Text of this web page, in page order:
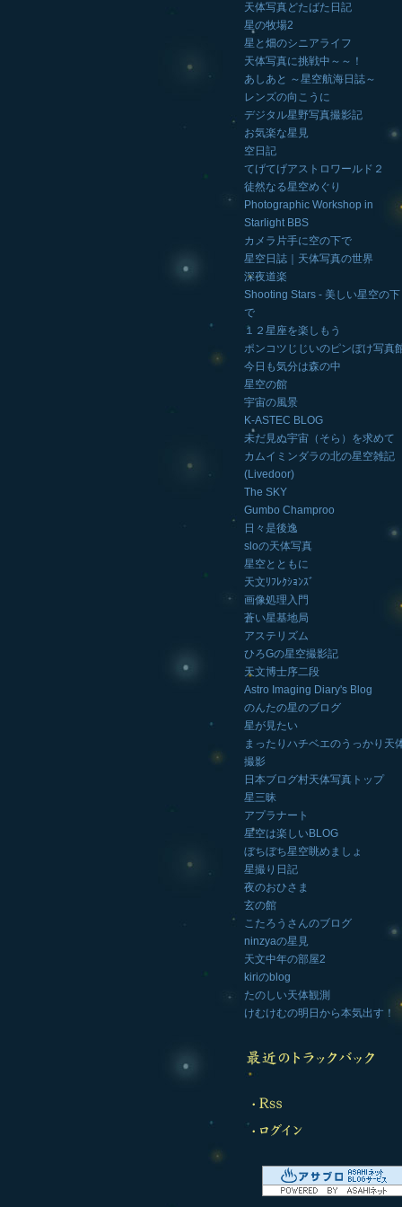
天体写真どたばた日記
星の牧場2
星と畑のシニアライフ
天体写真に挑戦中～～！
あしあと ～星空航海日誌～
レンズの向こうに
デジタル星野写真撮影記
お気楽な星見
空日記
てげてげアストロワールド２
徒然なる星空めぐり
Photographic Workshop in
Starlight BBS
カメラ片手に空の下で
星空日誌｜天体写真の世界
深夜道楽
Shooting Stars - 美しい星空の下
で
１２星座を楽しもう
ポンコツじじいのピンぼけ写真
今日も気分は森の中
星空の館
宇宙の風景
K-ASTEC BLOG
未だ見ぬ宇宙（そら）を求めて
カムイミンダラの北の星空雑記
(Livedoor)
The SKY
Gumbo Champroo
日々是後逸
sloの天体写真
星空とともに
天文ﾘﾌﾚｸｼｮﾝｽﾞ
画像処理入門
蒼い星基地局
アステリズム
ひろGの星空撮影記
天文博士序二段
Astro Imaging Diary's Blog
のんたの星のブログ
星が見たい
まったりハチベエのうっかり天
撮影
日本ブログ村天体写真トップ
星三昧
アプラナート
星空は楽しいBLOG
ぼちぼち星空眺めましょ
星撮り日記
夜のおひさま
玄の館
こたろうさんのブログ
ninzyaの星見
天文中年の部屋2
kiriのblog
たのしい天体観測
けむけむの明日から本気出す！